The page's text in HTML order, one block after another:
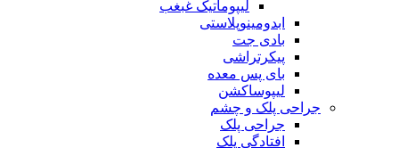
لیپوماتیک غبغب
ابدومینوپلاستی
بادی‌ جت
پیکرتراشی
بای پس معده
لیپوساکشن
جراحی پلک و چشم
جراحی پلک
افتادگی پلک